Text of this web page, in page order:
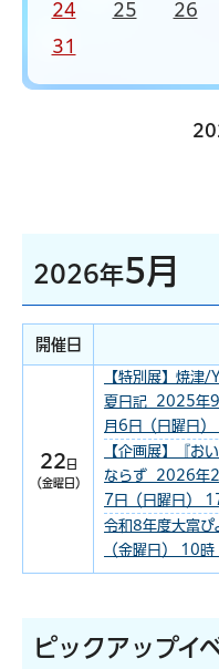
24 25 26
31
2026年5月
開催日
22 日
（金曜日）
【特別展】焼津
夏日記 2025年
月6日（日曜日
【企画展】『お
ならず 2026年2
7日（日曜日）
令和8年度大富
（金曜日） 10
ピックアップイ